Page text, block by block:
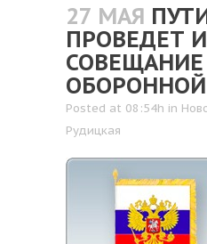
27 МАЯ
ПРОВЕДЕТ
Posted at 08:54h in
Рудицкая